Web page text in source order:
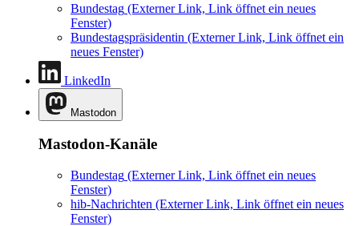
Bundestag (Externer Link, Link öffnet ein neues
Fenster)
Bundestagspräsidentin (Externer Link, Link öffnet ein
neues Fenster)
LinkedIn
Mastodon
Mastodon-Kanäle
Bundestag (Externer Link, Link öffnet ein neues
Fenster)
hib-Nachrichten (Externer Link, Link öffnet ein neues
Fenster)